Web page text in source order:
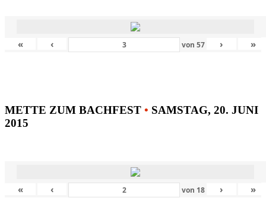
« ‹ von57 › »
METTE ZUM BACHFEST • SAMSTAG, 20. JUNI
2015
« ‹ von 18 › »